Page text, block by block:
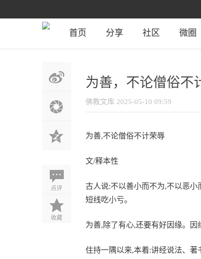
首页 分享 社区 微圈
点评
收藏
为善，不论僧俗不
佛教文库 2025-05-10 09:59
为善,不论僧俗不计荣辱
文/释本性
古人说:不以善小而不为,不以恶
短线吃小亏。
为善,除了有心,还要有好因缘。
住持一隅以来,本着:讲经说法、